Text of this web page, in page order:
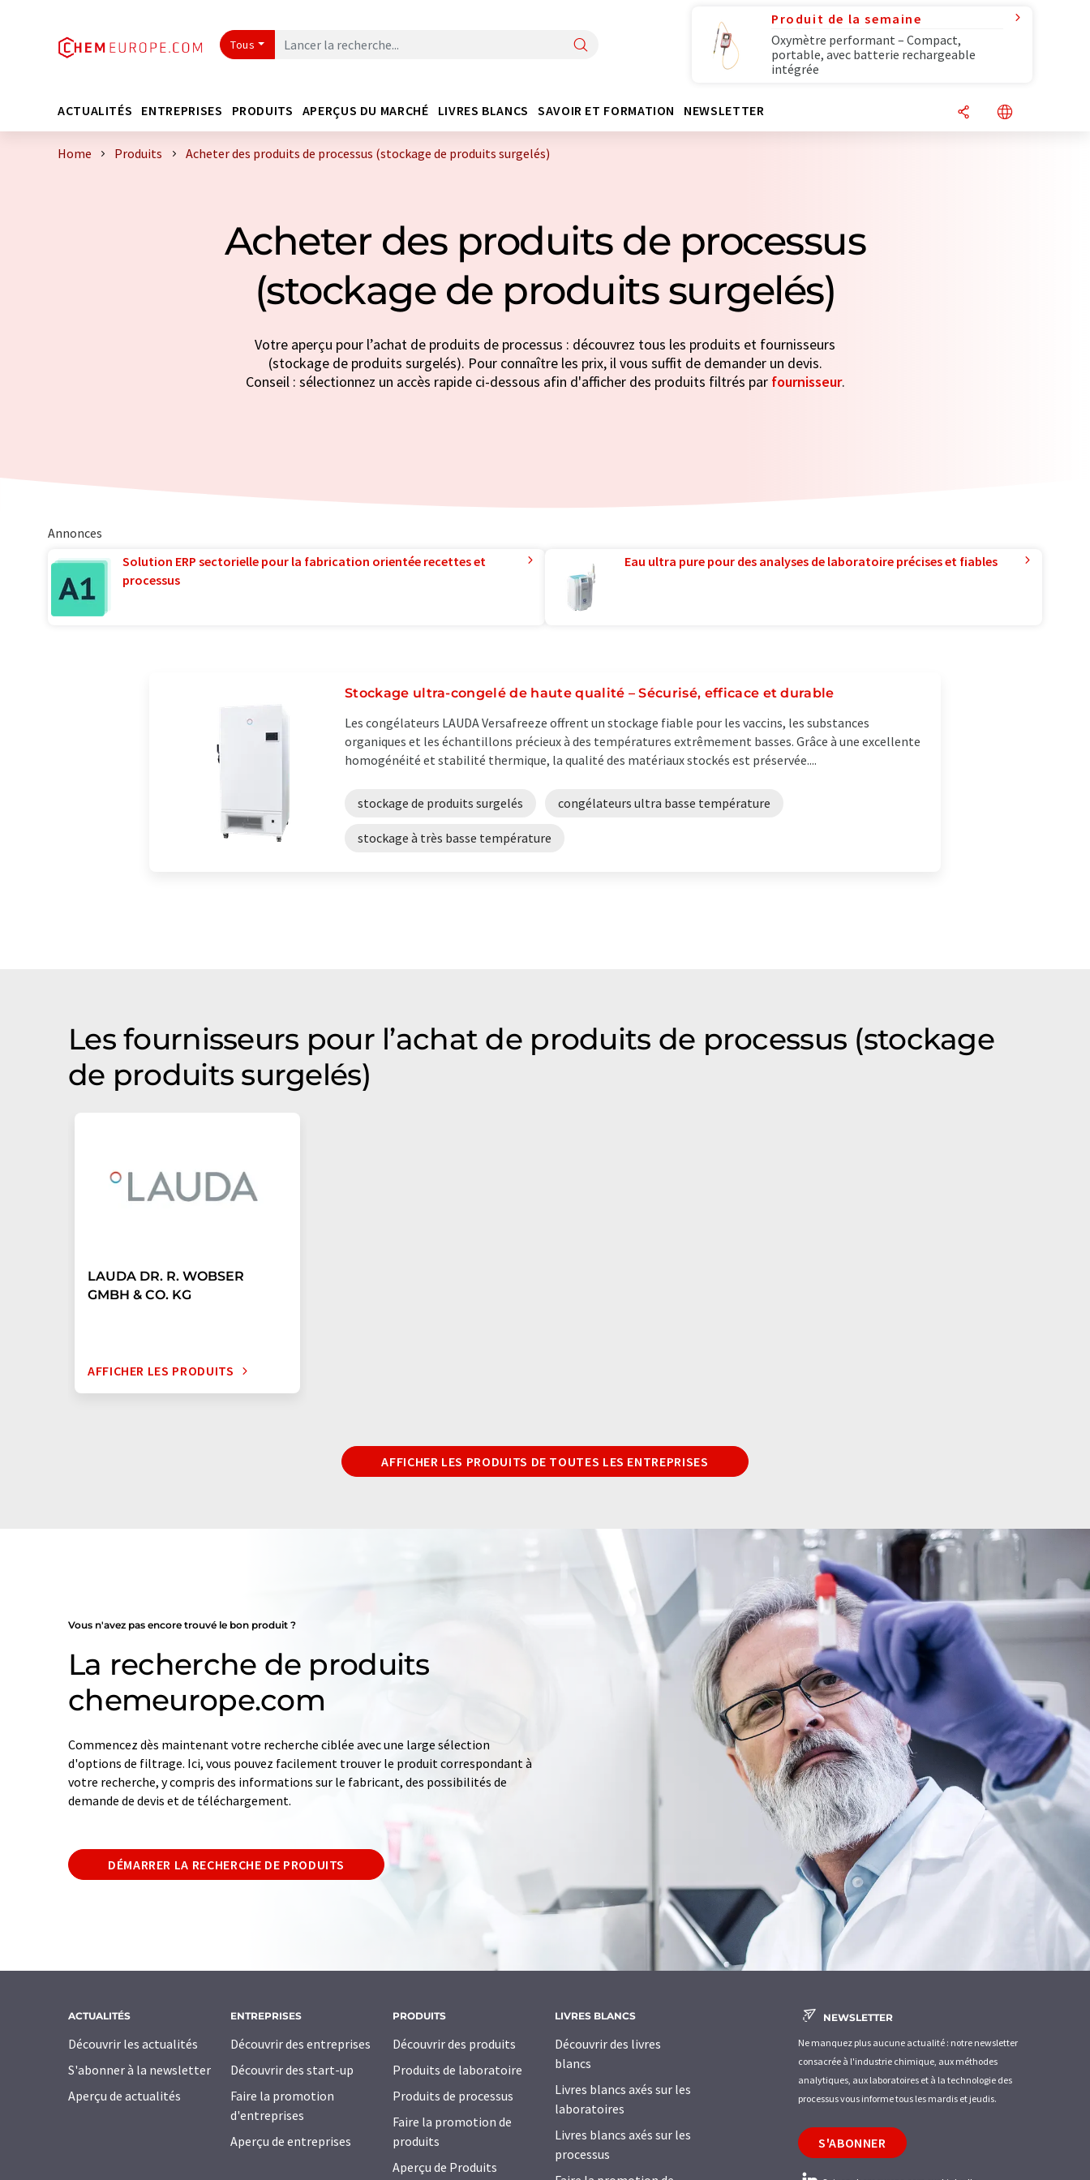
Tous
Produit de la semaine
Oxymètre performant – Compact,
portable, avec batterie rechargeable
intégrée
ACTUALITÉS ENTREPRISES PRODUITS APERÇUS DU MARCHÉ LIVRES BLANCS SAVOIR ET FORMATION NEWSLETTER
Home Produits Acheter des produits de processus (stockage de produits surgelés)
Acheter des produits de processus
(stockage de produits surgelés)
Votre aperçu pour l’achat de produits de processus : découvrez tous les produits et fournisseurs
(stockage de produits surgelés). Pour connaître les prix, il vous suffit de demander un devis.
Conseil : sélectionnez un accès rapide ci-dessous afin d'afficher des produits filtrés par fournisseur.
Annonces
Solution ERP sectorielle pour la fabrication orientée recettes et
processus
Eau ultra pure pour des analyses de laboratoire précises et fiables
Stockage ultra-congelé de haute qualité – Sécurisé, efficace et durable
Les congélateurs LAUDA Versafreeze offrent un stockage fiable pour les vaccins, les substances
organiques et les échantillons précieux à des températures extrêmement basses. Grâce à une excellente
homogénéité et stabilité thermique, la qualité des matériaux stockés est préservée....
stockage de produits surgelés congélateurs ultra basse température
stockage à très basse température
Les fournisseurs pour l’achat de produits de processus (stockage
de produits surgelés)
LAUDA DR. R. WOBSER
GMBH & CO. KG
AFFICHER LES PRODUITS
AFFICHER LES PRODUITS DE TOUTES LES ENTREPRISES
Vous n'avez pas encore trouvé le bon produit ?
La recherche de produits
chemeurope.com
Commencez dès maintenant votre recherche ciblée avec une large sélection
d'options de filtrage. Ici, vous pouvez facilement trouver le produit correspondant à
votre recherche, y compris des informations sur le fabricant, des possibilités de
demande de devis et de téléchargement.
DÉMARRER LA RECHERCHE DE PRODUITS
ACTUALITÉS
Découvrir les actualités
S'abonner à la newsletter
Aperçu de actualités
ENTREPRISES
Découvrir des entreprises
Découvrir des start-up
Faire la promotion
d'entreprises
Aperçu de entreprises
PRODUITS
Découvrir des produits
Produits de laboratoire
Produits de processus
Faire la promotion de
produits
Aperçu de Produits
LIVRES BLANCS
Découvrir des livres
blancs
Livres blancs axés sur les
laboratoires
Livres blancs axés sur les
processus
NEWSLETTER
Ne manquez plus aucune actualité : notre newsletter
consacrée à l'industrie chimique, aux méthodes
analytiques, aux laboratoires et à la technologie des
processus vous informe tous les mardis et jeudis.
S'ABONNER